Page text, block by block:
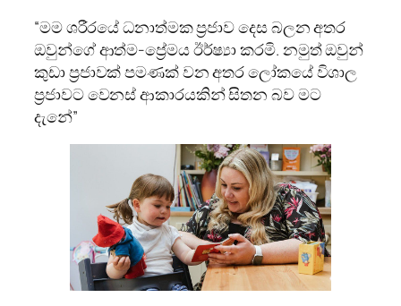
“මම ශරීරයේ ධනාත්මක ප්‍රජාව දෙස බලන අතර
ඔවුන්ගේ ආත්ම-ප්‍රේමය ඊර්ෂ්‍යා කරමි. නමුත් ඔවුන්
කුඩා ප්‍රජාවක් පමණක් වන අතර ලෝකයේ විශාල
ප්‍රජාවට වෙනස් ආකාරයකින් සිතන බව මට
දැනේ”